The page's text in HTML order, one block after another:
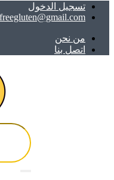
تسجيل الدخول
ﻣﻦ ﻧﺤﻦ
اتصل بنا